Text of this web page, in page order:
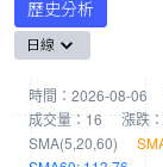
歷史分析
日線